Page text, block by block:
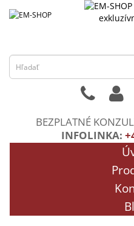
BEZPLATNÉ
INFOLINKA: